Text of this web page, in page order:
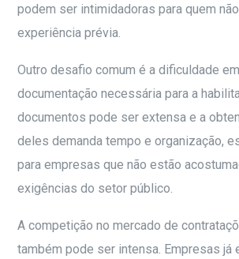
podem ser intimidadoras para quem
experiência prévia.
Outro desafio comum é a dificuldade
documentação necessária para a
documentos pode ser extensa e a
deles demanda tempo e organização,
para empresas que não estão
exigências do setor público.
A competição no mercado de
também pode ser intensa. Empresas já